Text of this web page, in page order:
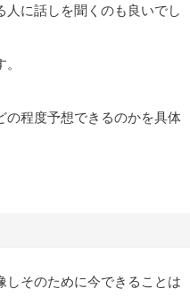
に話しを聞くのも良いでし
の程度予想できるのかを具体
そのために今できることは